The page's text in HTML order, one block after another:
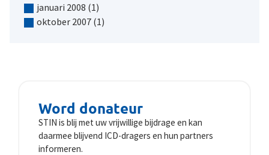
januari 2008 (1)
oktober 2007(1)
Word donateur
STIN is blij met uw vrijwillige bijdrage en kan
daarmee blijvend ICD-dragers en hun partners
informeren.